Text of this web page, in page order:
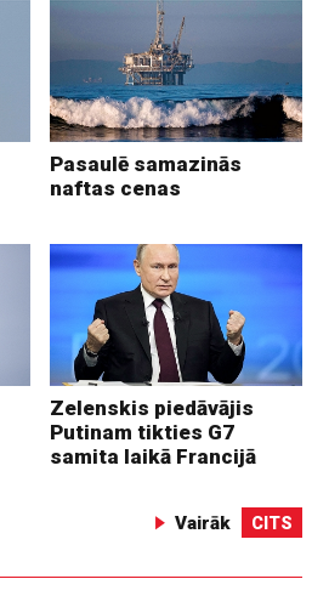
Pasaulē samazinās
naftas cenas
Zelenskis piedāvājis
Putinam tikties G7
samita laikā Francijā
Vairāk CITS